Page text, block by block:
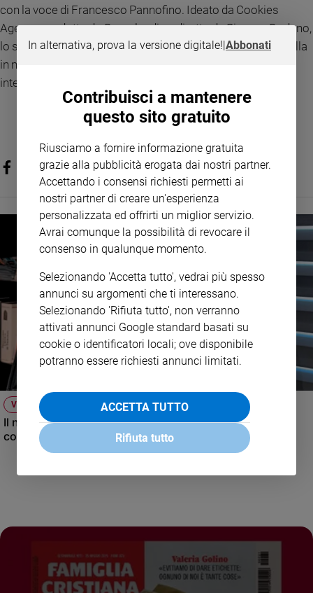
Policy
Chi
Pubblicità
Registrati
Redazione
Social
con la voce di Francesco Pannofino. Ideato da Cookies
Agency, prodotto da Grøenlandia e diretto da Simone Godano,
lo spot mette al centro la responsabilità collettiva e interpella
in modo particolare gli uomini, chiamati a riconoscere e
interrompere le dinamiche sbagliate nei contesti tra pari.
VIDEO
Il nuovo numero di Famiglia Cristiana raccontato dal
condirettore.
In alternativa, prova la versione digitale!|Abbonati
Contribuisci a mantenere
questo sito gratuito
Riusciamo a fornire informazione gratuita
grazie alla pubblicità erogata dai nostri partner.
Accettando i consensi richiesti permetti ai
nostri partner di creare un'esperienza
personalizzata ed offrirti un miglior servizio.
Avrai comunque la possibilità di revocare il
consenso in qualunque momento.
Selezionando 'Accetta tutto', vedrai più spesso
annunci su argomenti che ti interessano.
Selezionando 'Rifiuta tutto', non verranno
attivati annunci Google standard basati su
cookie o identificatori locali; ove disponibile
potranno essere richiesti annunci limitati.
ACCETTA TUTTO
Rifiuta tutto